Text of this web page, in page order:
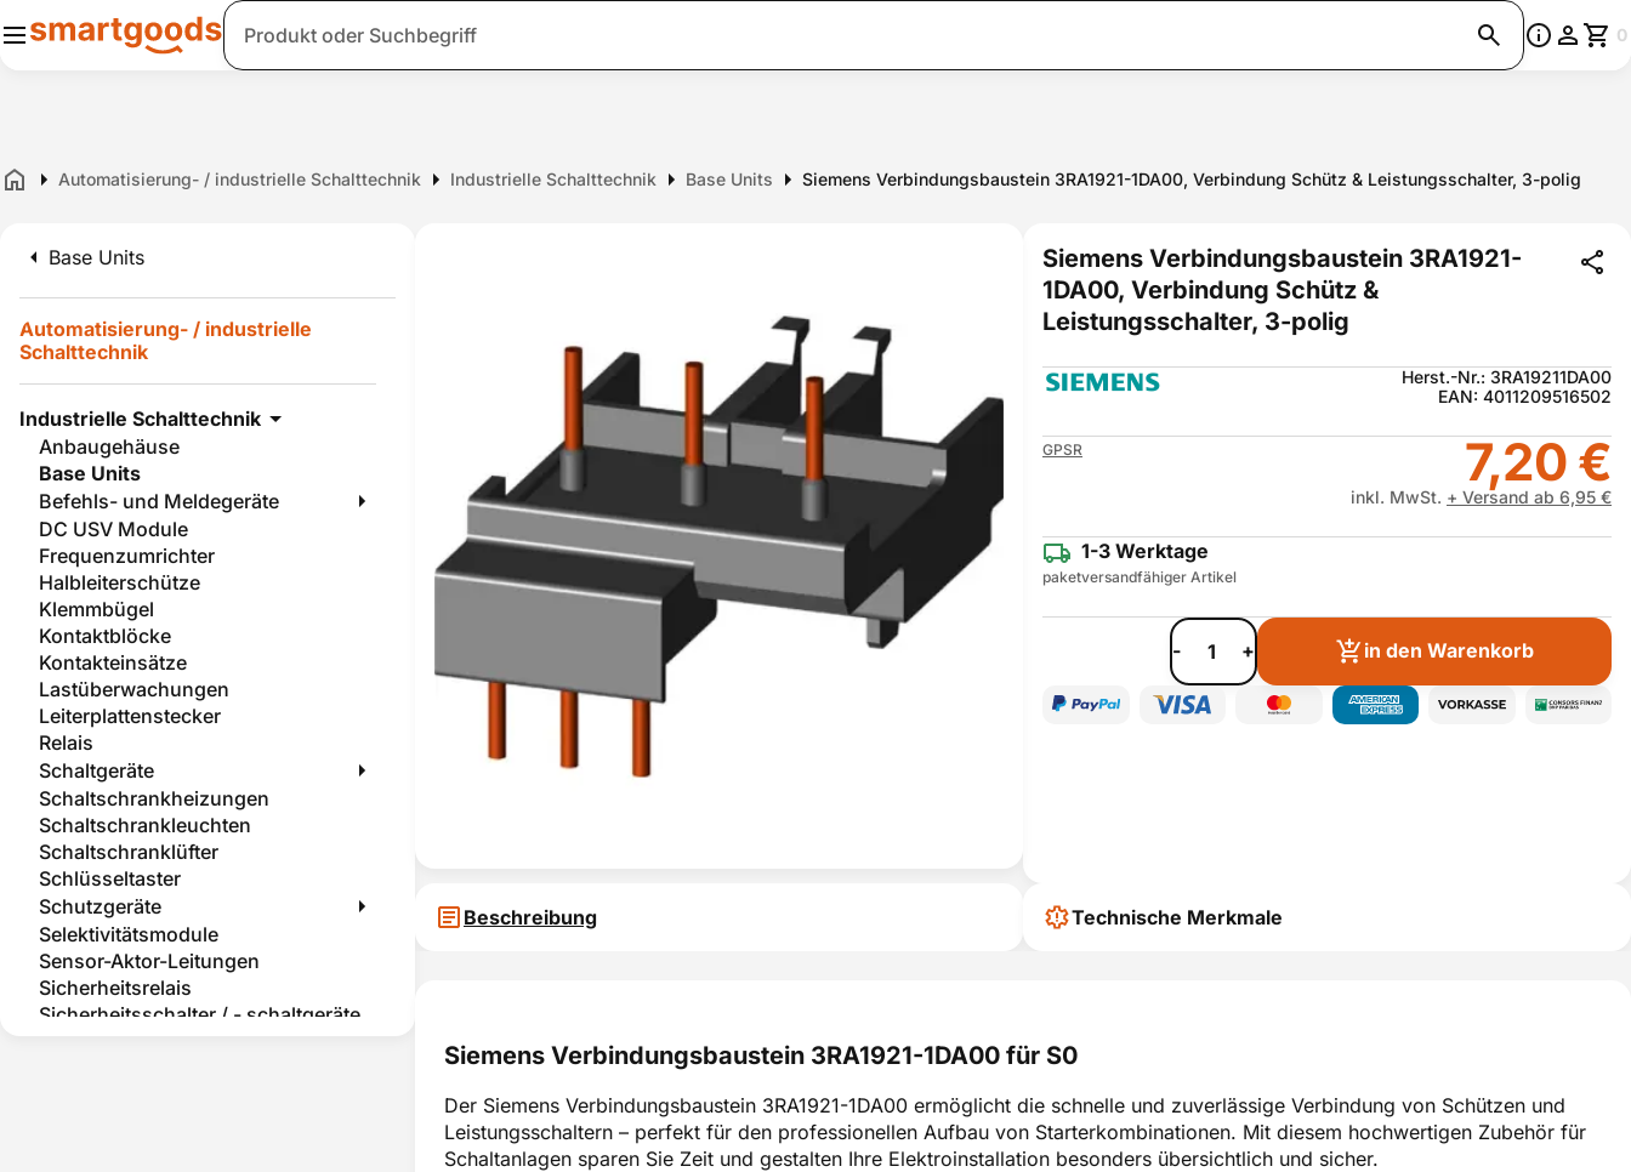
Suche 0
Home Automatisierung- / industrielle Schalttechnik Industrielle Schalttechnik Base Units Siemens Verbindungsbaustein 3RA1921-1DA00, Verbindung Schütz & Leistungsschalter, 3-polig
Base Units
Automatisierung- / industrielle
Schalttechnik
Industrielle Schalttechnik
Anbaugehäuse
Base Units
Befehls- und Meldegeräte
DC USV Module
Frequenzumrichter
Halbleiterschütze
Klemmbügel
Kontaktblöcke
Kontakteinsätze
Lastüberwachungen
Leiterplattenstecker
Relais
Schaltgeräte
Schaltschrankheizungen
Schaltschrankleuchten
Schaltschranklüfter
Schlüsseltaster
Schutzgeräte
Selektivitätsmodule
Sensor-Aktor-Leitungen
Sicherheitsrelais
Sicherheitsschalter / - schaltgeräte
Siemens Verbindungsbaustein 3RA1921-
1DA00, Verbindung Schütz &
Leistungsschalter, 3-polig
Herst.-Nr.: 3RA19211DA00
EAN: 4011209516502
GPSR 7,20 €
inkl. MwSt. + Versand ab 6,95 €
1-3 Werktage
paketversandfähiger Artikel
- + in den Warenkorb
Beschreibung Technische Merkmale
Siemens Verbindungsbaustein 3RA1921-1DA00 für S0
Der Siemens Verbindungsbaustein 3RA1921-1DA00 ermöglicht die schnelle und zuverlässige Verbindung von Schützen und
Leistungsschaltern – perfekt für den professionellen Aufbau von Starterkombinationen. Mit diesem hochwertigen Zubehör für
Schaltanlagen sparen Sie Zeit und gestalten Ihre Elektroinstallation besonders übersichtlich und sicher.